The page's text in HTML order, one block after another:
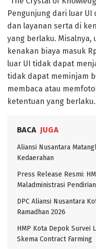
Pengunjung dari luar
dan layanan serta di
yang berlaku. Misalnya,
kenakan biaya masuk
luar UI tidak dapat
tidak dapat meminjam
membaca atau
ketentuan yang berlaku.
BACA JUGA
Aliansi Nusantara
Kedaerahan
Press Release Resmi:
Maladministrasi
DPC Aliansi Nusantara
Ramadhan 2026
HMP Kota Depok Survei
Skema Contract Farming